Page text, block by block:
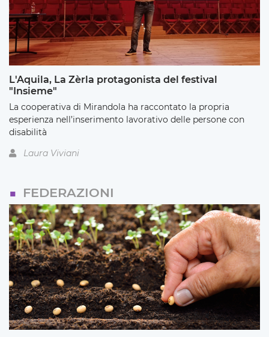
L'Aquila, La Zèrla protagonista del festival
"Insieme"
La cooperativa di Mirandola ha raccontato la propria
esperienza nell’inserimento lavorativo delle persone con
disabilità
Laura Viviani
FEDERAZIONI